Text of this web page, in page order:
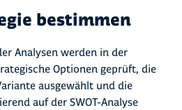
bestimmen
Analysen werden in der
Optionen geprüft, die
ausgewählt und die
auf der SWOT-Analyse